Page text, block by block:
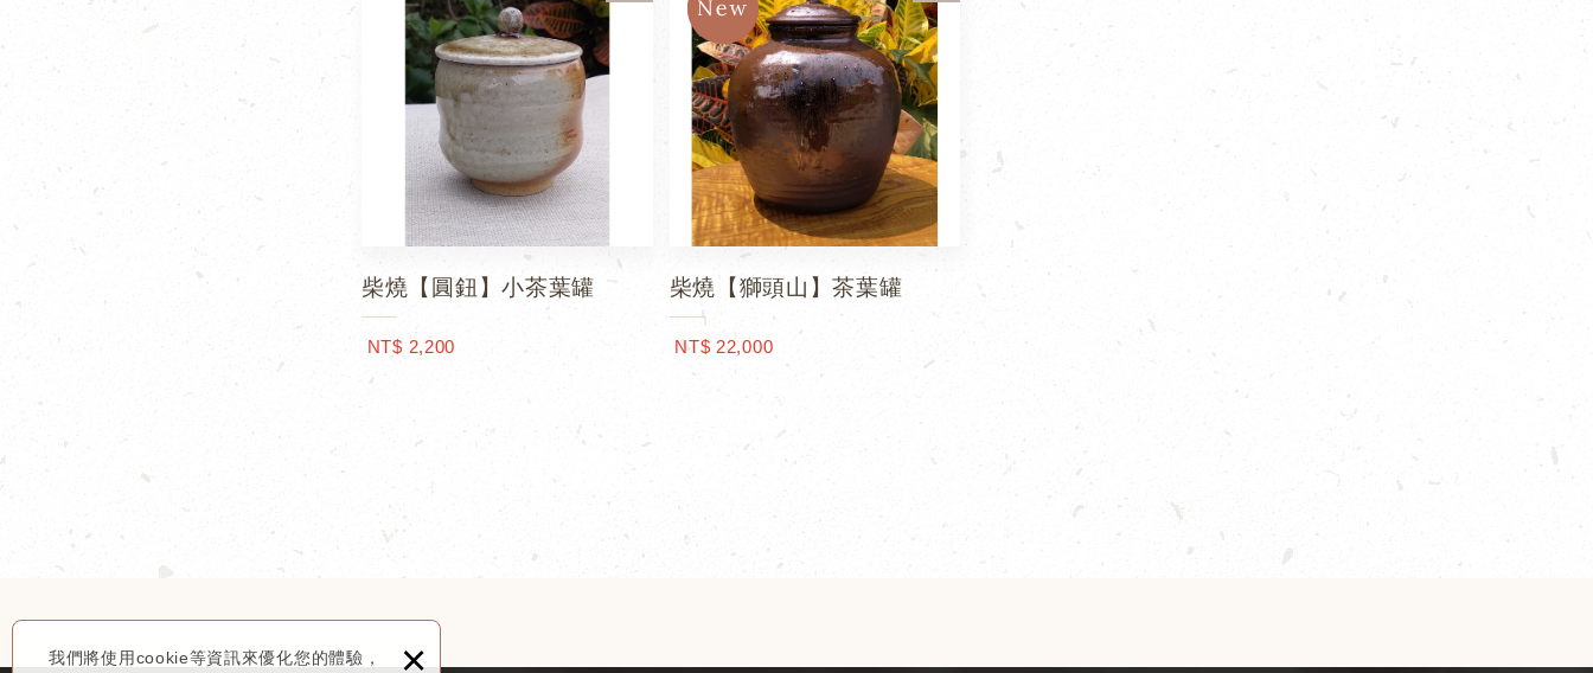
我們將使用cookie等資訊來優化您的體驗， ×
柴燒【圓鈕】小茶葉罐
NT$ 2,200
柴燒【獅頭山】茶葉罐
NT$ 22,000